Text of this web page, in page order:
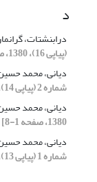
د
درابنشتات،
(پیاپی 16)، 1380، صفحه 113-129]
دیانی، محمد
شماره 2 (پیاپی 14)، 1380، صفحه 1-8]
دیانی، محمد
1380، صفحه 1-8]
دیانی، محمد
شماره 1 (پیاپی 13)، 1380، صفحه 120-130]